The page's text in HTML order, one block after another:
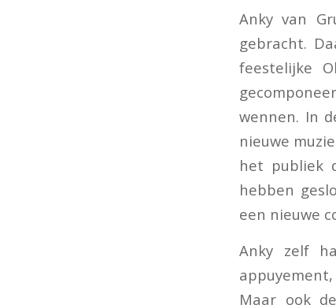
Anky van
gebracht.
feestelijke
wennen. In
nieuwe
het publiek
hebben
een nieuwe
Anky zelf
Maar ook